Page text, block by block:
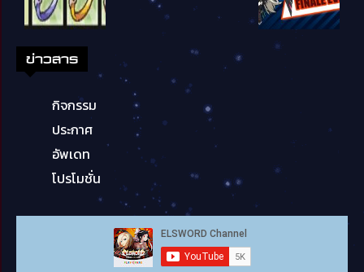
ข่าวสาร
กิจกรรม
ประกาศ
อัพเดท
โปรโมชั่น